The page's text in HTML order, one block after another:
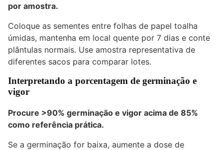
por amostra.
Coloque as sementes entre folhas de papel toalha
úmidas, mantenha em local quente por 7 dias e conte
plântulas normais. Use amostra representativa de
diferentes sacos para comparar lotes.
Interpretando a porcentagem de germinação e
vigor
Procure >90% germinação e vigor acima de 85%
como referência prática.
Se a germinação for baixa, aumente a dose de